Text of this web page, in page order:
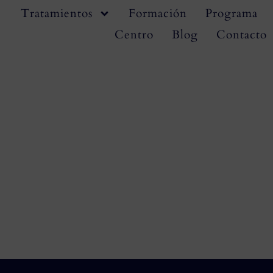
Tratamientos Formación
Programa
Centro
Blog Contacto